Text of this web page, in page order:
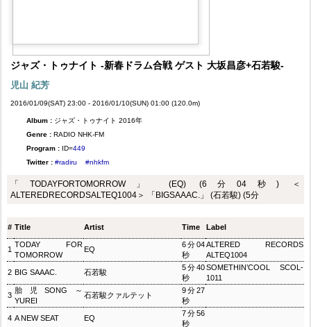
ジャズ・トゥナイト -新春ドラム合戦 ゲスト 大坂昌彦+石若駿-
児山 紀芳
2016/01/09(SAT) 23:00 - 2016/01/10(SUN) 01:00 (120.0m)
Album : ジャズ・トゥナイト 2016年
Genre : RADIO NHK-FM
Program : ID=449
Twitter : #radiru #nhkfm
「TODAYFORTOMORROW」 (EQ) (6分04秒) ＜
ALTEREDRECORDSALTEQ1004＞ 「BIGSAAAC.」 (石若駿) (5分
# Title Artist Time Label
1
TODAY FOR
TOMORROW
EQ
6分04
秒
ALTERED RECORDS
ALTEQ1004
2 BIG SAAAC. 石若駿
5分40
秒
SOMETHIN’COOL SCOL-
1011
3
胎児SONG～
YUREI
石若駿クァルテット
9分27
秒
4 A NEW SEAT EQ
7分56
秒